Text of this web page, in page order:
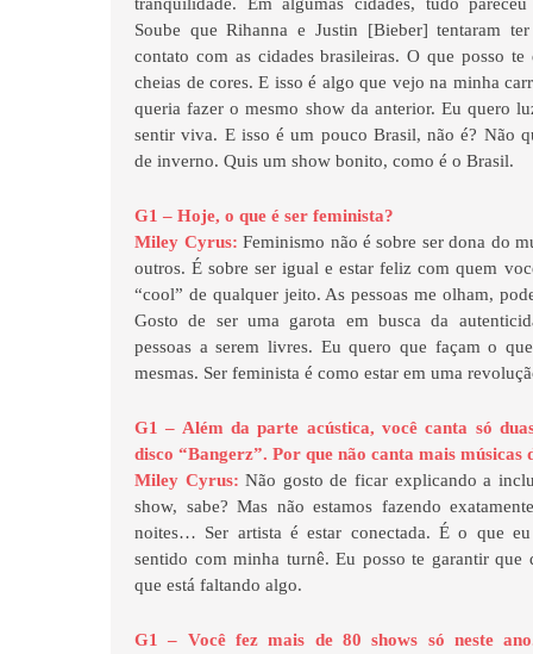
Soube que Rihanna e Justin [Bieber] tentaram
contato com as cidades brasileiras. O que posso te
cheias de cores. E isso é algo que vejo na minha
queria fazer o mesmo show da anterior. Eu quero
sentir viva. E isso é um pouco Brasil, não é? Não
de inverno. Quis um show bonito, como é o Brasil.
G1 – Hoje, o que é ser feminista?
Miley Cyrus:Feminismo não é sobre ser dona do
outros. É sobre ser igual e estar feliz com quem
“cool” de qualquer jeito. As pessoas me olham,
Gosto de ser uma garota em busca da
pessoas a serem livres. Eu quero que façam o
mesmas. Ser feminista é como estar em uma
G1 – Além da parte acústica, você canta só
disco “Bangerz”. Por que não canta mais músicas
Miley Cyrus:Não gosto de ficar explicando a
show, sabe? Mas não estamos fazendo
noites… Ser artista é estar conectada. É o que
sentido com minha turnê. Eu posso te garantir que
que está faltando algo.
G1 – Você fez mais de 80 shows só neste